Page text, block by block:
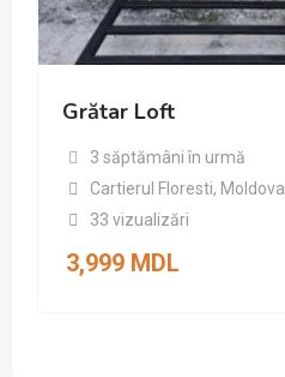
Grătar Loft
3 săptămâni în urmă
Cartierul Floresti, Moldova
33 vizualizări
3,999 MDL